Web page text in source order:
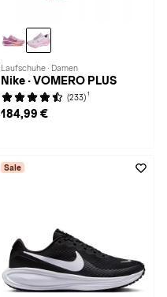
Laufschuhe · Damen
Nike · VOMERO PLUS
(233) 1
184,99 €
Sale